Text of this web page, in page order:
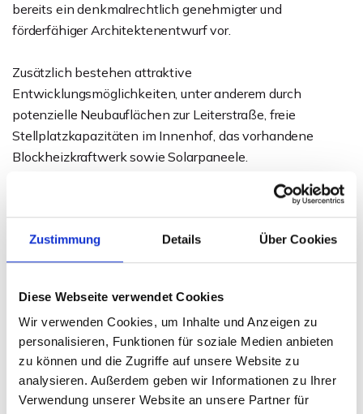
Zustimmung Details Über Cookies
Diese Webseite verwendet Cookies
Wir verwenden Cookies, um Inhalte und Anzeigen zu
personalisieren, Funktionen für soziale Medien anbieten
zu können und die Zugriffe auf unsere Website zu
analysieren. Außerdem geben wir Informationen zu Ihrer
Verwendung unserer Website an unsere Partner für
bereits ein denkmalrechtlich genehmigter und
förderfähiger Architektenentwurf vor.
Zusätzlich bestehen attraktive
Entwicklungsmöglichkeiten, unter anderem durch
potenzielle Neubauflächen zur Leiterstraße, freie
Stellplatzkapazitäten im Innenhof, das vorhandene
Blockheizkraftwerk sowie Solarpaneele.
Projektentwickler oder Betreiber, ein historisches
Wahrzeichen mit hoher Strahlkraft und nachhaltigem
Entwicklungspotenzial im Herzen von Minden zu
Ansprechpartner
Telefon: 0571 597 265 17